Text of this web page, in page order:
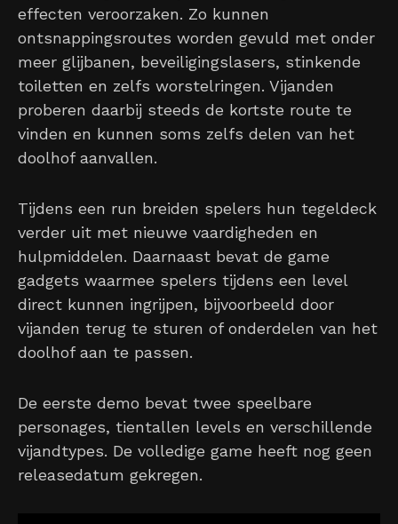
effecten veroorzaken. Zo kunnen
ontsnappingsroutes worden gevuld met onder
meer glijbanen, beveiligingslasers, stinkende
toiletten en zelfs worstelringen. Vijanden
proberen daarbij steeds de kortste route te
vinden en kunnen soms zelfs delen van het
doolhof aanvallen.
Tijdens een run breiden spelers hun tegeldeck
verder uit met nieuwe vaardigheden en
hulpmiddelen. Daarnaast bevat de game
gadgets waarmee spelers tijdens een level
direct kunnen ingrijpen, bijvoorbeeld door
vijanden terug te sturen of onderdelen van het
doolhof aan te passen.
De eerste demo bevat twee speelbare
personages, tientallen levels en verschillende
vijandtypes. De volledige game heeft nog geen
releasedatum gekregen.